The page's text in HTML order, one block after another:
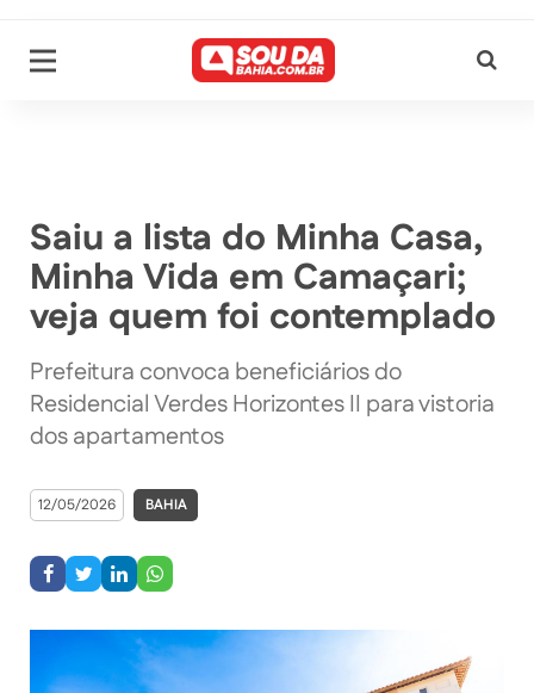
Saiu a lista do Minha Casa,
Minha Vida em Camaçari;
veja quem foi contemplado
Prefeitura convoca beneficiários do
Residencial Verdes Horizontes II para vistoria
dos apartamentos
12/05/2026 BAHIA